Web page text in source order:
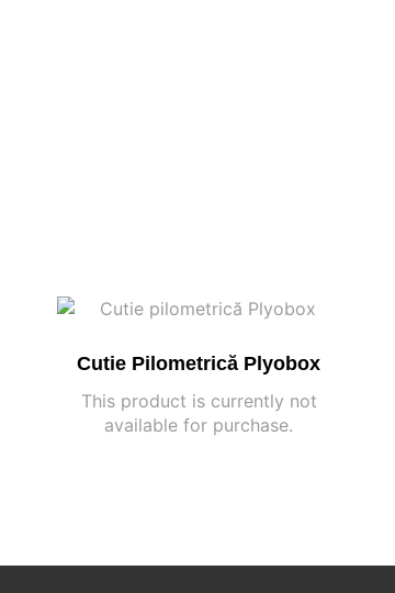
Cutie Pilometrică Plyobox
This product is currently not
available for purchase.